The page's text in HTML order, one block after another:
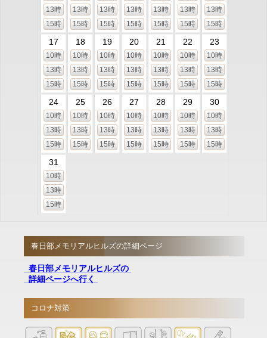
13時
15時
13時
15時
13時
15時
13時
15時
13時
15時
13時
15時
13時
15時
17
10時
13時
15時
18
10時
13時
15時
19
10時
13時
15時
20
10時
13時
15時
21
10時
13時
15時
22
10時
13時
15時
23
10時
13時
15時
24
10時
13時
15時
25
10時
13時
15時
26
10時
13時
15時
27
10時
13時
15時
28
10時
13時
15時
29
10時
13時
15時
30
10時
13時
15時
31
10時
13時
15時
春日部メモリアルヒルズの詳細ページ
春日部メモリアルヒルズの
詳細ページへ行く
コロナ対策